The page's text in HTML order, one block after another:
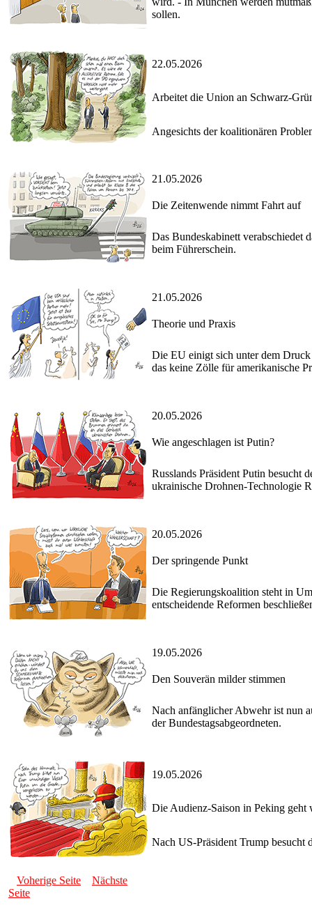
sollen.
22.05.2026
Arbeitet die Union an Schwarz-
Angesichts der koalitionären
21.05.2026
Die Zeitenwende nimmt Fahrt auf
Das Bundeskabinett verabschiedet
beim Führerschein.
21.05.2026
Theorie und Praxis
Die EU einigt sich unter dem
das keine Zölle für amerikanische
20.05.2026
Wie angeschlagen ist Putin?
Russlands Präsident Putin besucht
ukrainische Drohnen-Technologie
20.05.2026
Der springende Punkt
Die Regierungskoalition steht in
entscheidende Reformen
19.05.2026
Den Souverän milder stimmen
Nach anfänglicher Abwehr ist nun
der Bundestagsabgeordneten.
19.05.2026
Die Audienz-Saison in Peking geht
Nach US-Präsident Trump besucht
Voherige Seite
Nächste
Seite